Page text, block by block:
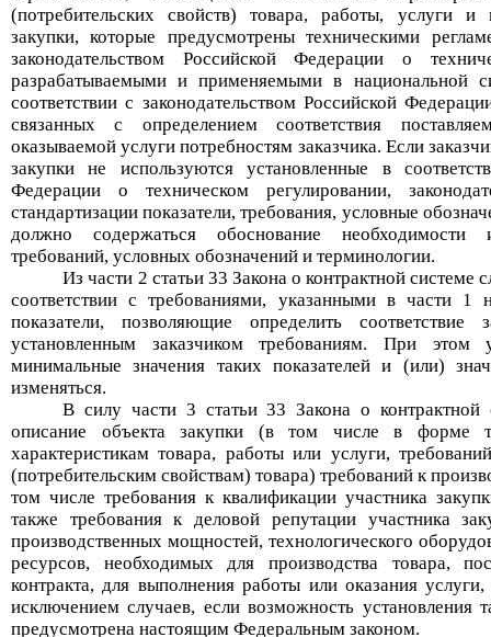
(потребительских свойств) товара, работы, услуги и
закупки, которые предусмотрены техническими
законодательством Российской Федерации о
разрабатываемыми и применяемыми в национальной
соответствии с законодательством Российской
связанных с определением соответствия
оказываемой услуги потребностям заказчика. Если
закупки не используются установленные в
Федерации о техническом регулировании,
стандартизации показатели, требования, условные
должно содержаться обоснование необходимости
требований, условных обозначений и терминологии.
Из части 2 статьи 33 Закона о контрактной системе
соответствии с требованиями, указанными в части 1
показатели, позволяющие определить
установленным заказчиком требованиям. При
минимальные значения таких показателей и (или)
изменяться.
В силу части 3 статьи 33 Закона о
описание объекта закупки (в том числе в форме
характеристикам товара, работы или услуги,
(потребительским свойствам) товара) требований к
том числе требования к квалификации участника
также требования к деловой репутации участника
производственных мощностей, технологического
ресурсов, необходимых для производства товара,
контракта, для выполнения работы или оказания
исключением случаев, если возможность установления
предусмотрена настоящим Федеральным законом.